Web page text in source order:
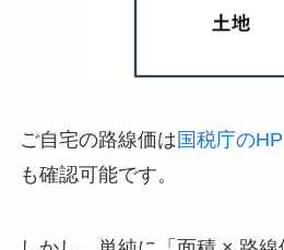
ご自宅の路線価は国税庁の
も確認可能です。